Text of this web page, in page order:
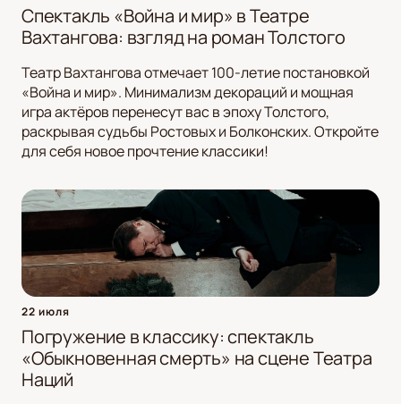
Спектакль «Война и мир» в Театре
Вахтангова: взгляд на роман Толстого
Театр Вахтангова отмечает 100-летие постановкой
«Война и мир». Минимализм декораций и мощная
игра актёров перенесут вас в эпоху Толстого,
раскрывая судьбы Ростовых и Болконских. Откройте
для себя новое прочтение классики!
22 июля
Погружение в классику: спектакль
«Обыкновенная смерть» на сцене Театра
Наций